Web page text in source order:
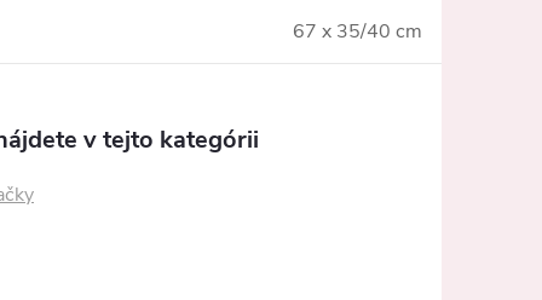
67 x 35/40 cm
v tejto kategórii